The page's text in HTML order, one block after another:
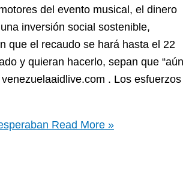
del evento musical, el dinero
inversión social sostenible,
que el recaudo se hará hasta el 22
y quieran hacerlo, sepan que “aún
. Los esfuerzos
Read More »